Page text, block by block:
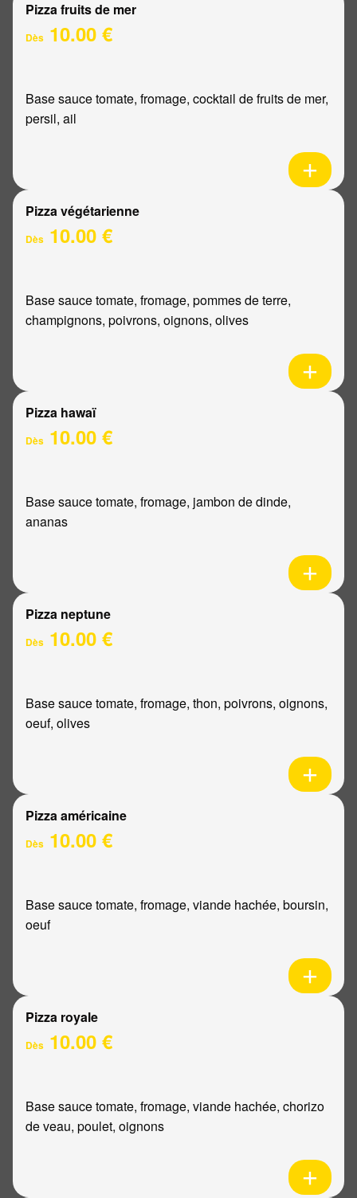
Pizza fruits de mer
Dès 10.00 €
Base sauce tomate, fromage, cocktail de fruits de mer,
persil, ail
Pizza végétarienne
Dès 10.00 €
Base sauce tomate, fromage, pommes de terre,
champignons, poivrons, oignons, olives
Pizza hawaï
Dès 10.00 €
Base sauce tomate, fromage, jambon de dinde,
ananas
Pizza neptune
Dès 10.00 €
Base sauce tomate, fromage, thon, poivrons, oignons,
oeuf, olives
Pizza américaine
Dès 10.00 €
Base sauce tomate, fromage, viande hachée, boursin,
oeuf
Pizza royale
Dès 10.00 €
Base sauce tomate, fromage, viande hachée, chorizo
de veau, poulet, oignons